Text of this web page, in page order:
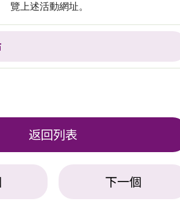
覽上述活動網址。
返回列表
下一個